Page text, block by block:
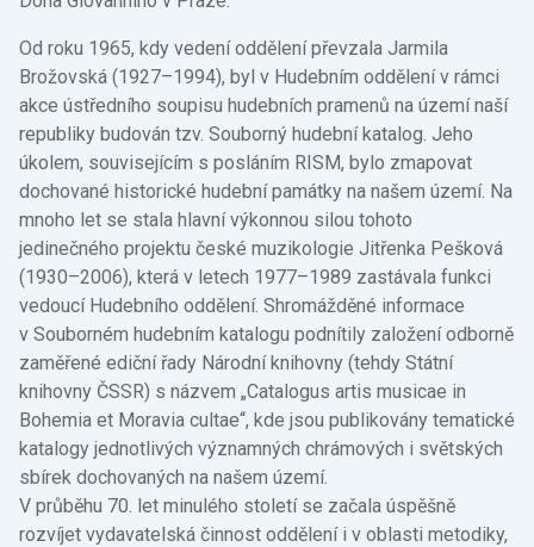
Od roku 1965, kdy vedení oddělení převzala Jarmila
Brožovská (1927–1994), byl v Hudebním oddělení v rámci
akce ústředního soupisu hudebních pramenů na území naší
republiky budován tzv. Souborný hudební katalog. Jeho
úkolem, souvisejícím s posláním RISM, bylo zmapovat
dochované historické hudební památky na našem území. Na
mnoho let se stala hlavní výkonnou silou tohoto
jedinečného projektu české muzikologie Jitřenka Pešková
(1930–2006), která v letech 1977–1989 zastávala funkci
vedoucí Hudebního oddělení. Shromážděné informace
v Souborném hudebním katalogu podnítily založení odborně
zaměřené ediční řady Národní knihovny (tehdy Státní
knihovny ČSSR) s názvem „Catalogus artis musicae in
Bohemia et Moravia cultae“, kde jsou publikovány tematické
katalogy jednotlivých významných chrámových i světských
sbírek dochovaných na našem území.
V průběhu 70. let minulého století se začala úspěšně
rozvíjet vydavatelská činnost oddělení i v oblasti metodiky,